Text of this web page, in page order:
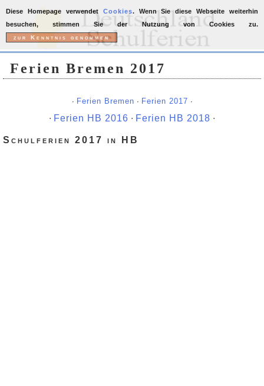
Ferien Bremen 2017
∙ Ferien Bremen ∙ Ferien 2017 ∙
∙ Ferien HB 2016 ∙ Ferien HB 2018 ∙
Schulferien 2017 in HB
Diese Homepage verwendet Cookies. Wenn Sie diese Webseite weiterhin
besuchen, stimmen Sie der Nutzung von Cookies zu.